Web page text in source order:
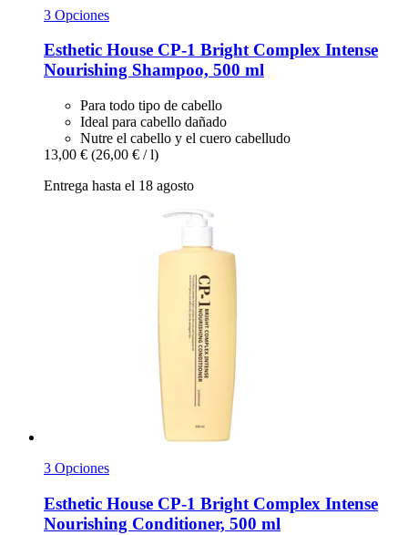
3 Opciones
Esthetic House CP-​1 Bright Complex Intense
Nourishing Shampoo, 500 ml
Para todo tipo de cabello
Ideal para cabello dañado
Nutre el cabello y el cuero cabelludo
13,00 € (26,00 € / l)
Entrega hasta el 18 agosto
3 Opciones
Esthetic House CP-​1 Bright Complex Intense
Nourishing Conditioner, 500 ml